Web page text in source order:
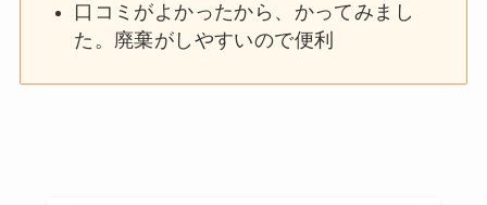
口コミがよかったから、かってみまし
た。廃棄がしやすいので便利